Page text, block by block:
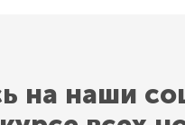
на наши